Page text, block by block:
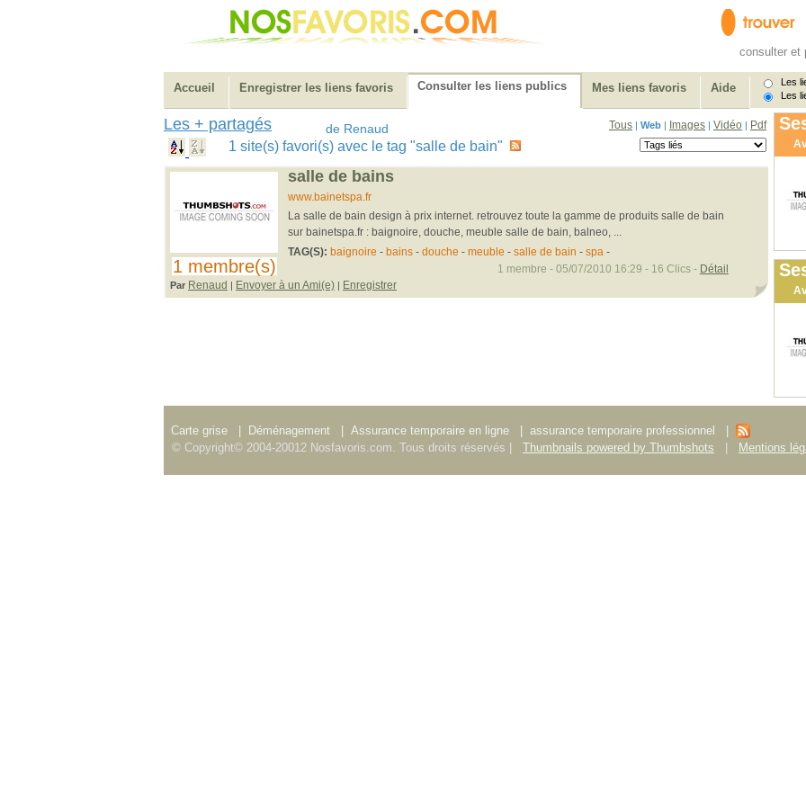
consulter et
Accueil Enregistrer les liens favoris Consulter les liens publics Mes liens favoris Aide
Les
Les
Les + partagés de Renaud Tous | Web | Images | Vidéo | Pdf
1 site(s) favori(s) avec le tag "salle de bain"
1 membre(s)
salle de bains
www.bainetspa.fr
La salle de bain design à prix internet. retrouvez toute la gamme de produits salle de bain
sur bainetspa.fr : baignoire, douche, meuble salle de bain, balneo, ...
TAG(S): baignoire - bains- douche - meuble - salle de bain - spa -
Par Renaud | Envoyer à un Ami(e) | Enregistrer
1 membre - 05/07/2010 16:29 - 16 Clics - Détail
Carte grise Déménagement Assurance temporaire en ligne assurance temporaire professionnel
© Copyright© 2004-20012 Nosfavoris.com. Tous droits réservés |
Thumbnails powered by Thumbshots Mentions